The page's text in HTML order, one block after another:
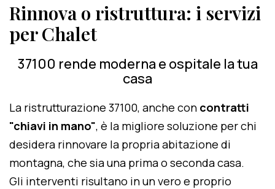
Rinnova o ristruttura: i servizi
per Chalet
37100 rende moderna e ospitale la tua
casa
La ristrutturazione 37100, anche con contratti
"chiavi in mano", è la migliore soluzione per chi
desidera rinnovare la propria abitazione di
montagna, che sia una prima o seconda casa.
Gli interventi risultano in un vero e proprio